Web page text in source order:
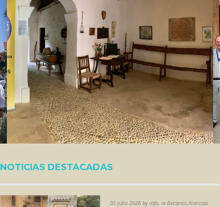
NOTICIAS DESTACADAS
05 julio 2026 by info, in Becarios,Noticias